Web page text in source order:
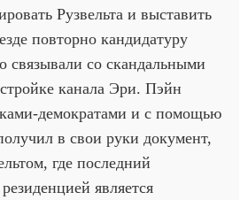
Рузвельта и выставить
повторно кандидатуру
связывали со скандальными
канала Эри. Пэйн
демократами и с помощью
в свои руки документ,
где последний
является